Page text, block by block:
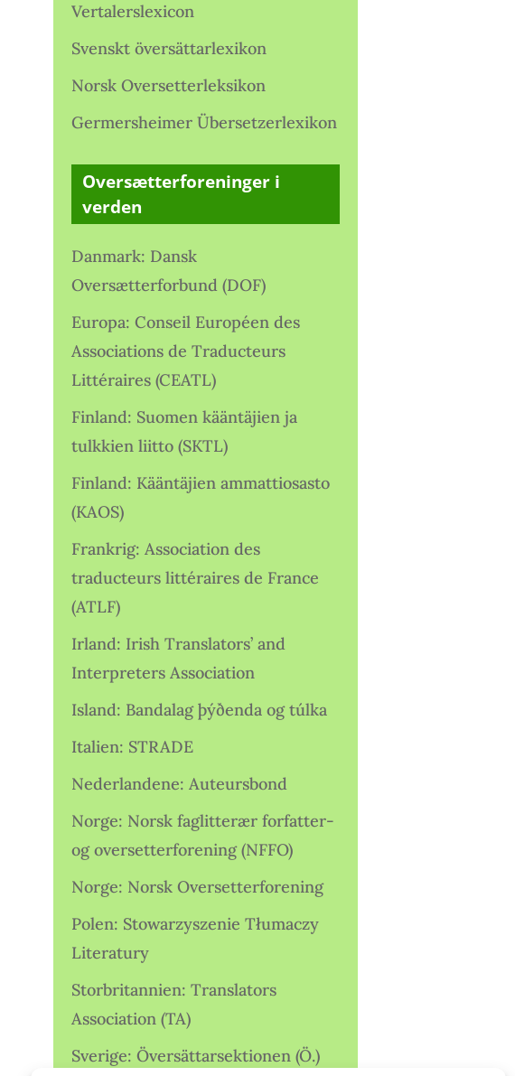
Vertalerslexicon
Svenskt översättarlexikon
Norsk Oversetterleksikon
Germersheimer Übersetzerlexikon
Oversætterforeninger i
verden
Danmark: Dansk
Oversætterforbund (DOF)
Europa: Conseil Européen des
Associations de Traducteurs
Littéraires (CEATL)
Finland: Suomen kääntäjien ja
tulkkien liitto (SKTL)
Finland: Kääntäjien ammattiosasto
(KAOS)
Frankrig: Association des
traducteurs littéraires de France
(ATLF)
Irland: Irish Translators’ and
Interpreters Association
Island: Bandalag þýðenda og túlka
Italien: STRADE
Nederlandene: Auteursbond
Norge: Norsk faglitterær forfatter-
og oversetterforening (NFFO)
Norge: Norsk Oversetterforening
Polen: Stowarzyszenie Tłumaczy
Literatury
Storbritannien: Translators
Association (TA)
Sverige: Översättarsektionen (Ö.)